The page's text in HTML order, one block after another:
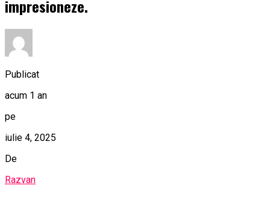
impresioneze.
Publicat
acum 1 an
pe
iulie 4, 2025
De
Razvan